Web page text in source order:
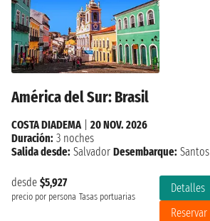
América del Sur: Brasil
desde $5,927
precio por persona Tasas portuarias
Detalles
Reservar
COSTA DIADEMA| 20 NOV. 2026
Duración: 3 noches
Salida desde: Salvador Desembarque: Santos